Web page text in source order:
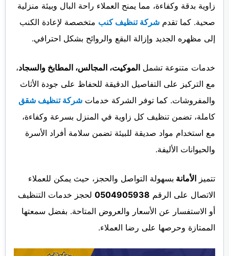
زاوية بدقة وكفاءة، مما يمنح العملاء راحة البال وبيئة منزلية
صحية. كما تقدم شركة تنظيف كنب متخصصة لإعادة الكنب
إلى مظهره الجديد وإزالة البقع والروائح بشكل احترافي.
خدمات متنوعة تشمل الموكيت، المجالس، المطابخ والسجاد،
مع التركيز على التفاصيل الدقيقة للحفاظ على جودة الأثاث
والمفروشات. كما توفر الشركة خدمات شركة تنظيف شقق
كاملة، تضمن تنظيف كل زاوية في المنزل بسرعة وكفاءة،
مع استخدام مواد صديقة للبيئة تضمن سلامة أفراد الأسرة
والحيوانات الأليفة.
تتميز الأمانة بسهولة التواصل والحجز، حيث يمكن للعملاء
الاتصال على الرقم 0504905938 لحجز خدمات التنظيف
أو الاستفسار عن الأسعار والعروض المتاحة. بفضل سمعتها
الممتازة وحرصها على رضا العملاء.